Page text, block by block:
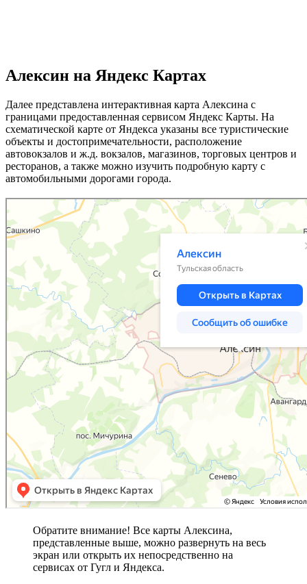
Алексин на Яндекс Картах
Далее представлена интерактивная карта Алексина с
границами предоставленная сервисом Яндекс Карты. На
схематической карте от Яндекса указаны все туристические
объекты и достопримечательности, расположение
автовокзалов и ж.д. вокзалов, магазинов, торговых центров и
ресторанов, а также можно изучить подробную карту с
автомобильными дорогами города.
Обратите внимание! Все карты Алексина,
представленные выше, можно развернуть на весь
экран или открыть их непосредственно на
сервисах от Гугл и Яндекса.